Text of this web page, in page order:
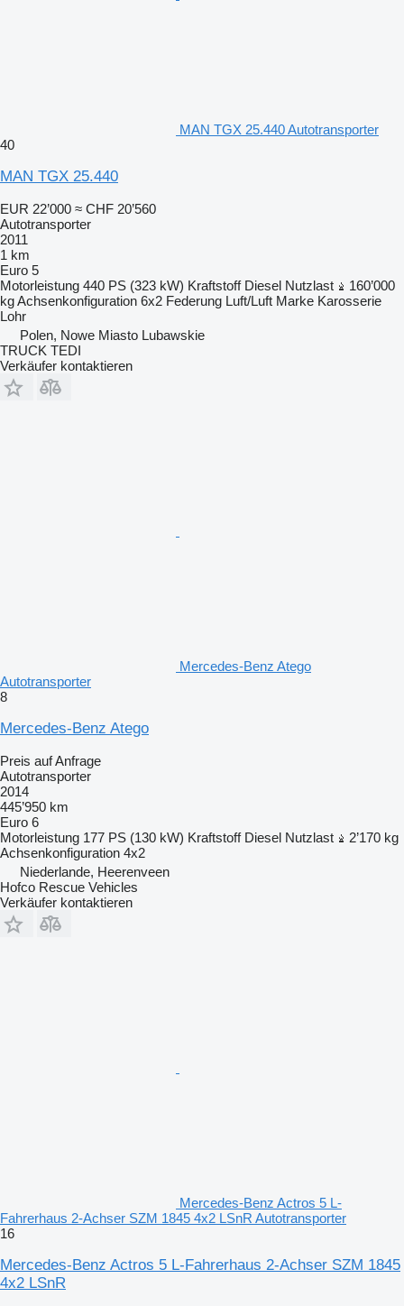
MAN TGX 25.440 Autotransporter
40
MAN TGX 25.440
EUR 22’000 ≈ CHF 20’560
Autotransporter
2011
1 km
Euro 5
Motorleistung 440 PS (323 kW) Kraftstoff Diesel Nutzlast
160’000
kgAchsenkonfiguration 6x2 Federung Luft/Luft Marke Karosserie
Lohr
Polen, Nowe Miasto Lubawskie
TRUCK TEDI
Verkäufer kontaktieren
Mercedes-Benz Atego
Autotransporter
8
Mercedes-Benz Atego
Preis auf Anfrage
Autotransporter
2014
445’950 km
Euro 6
Motorleistung 177 PS (130 kW) Kraftstoff Diesel Nutzlast
2’170 kg
Achsenkonfiguration 4x2
Niederlande, Heerenveen
Hofco Rescue Vehicles
Verkäufer kontaktieren
Mercedes-Benz Actros 5 L-
Fahrerhaus 2-Achser SZM 1845 4x2 LSnR Autotransporter
16
Mercedes-Benz Actros 5 L-Fahrerhaus 2-Achser SZM 1845
4x2 LSnR